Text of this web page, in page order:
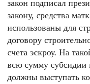
закон подписал
закону, средства
использованы для
договору
счета эскроу. На
всю сумму субсидии
должны выступать